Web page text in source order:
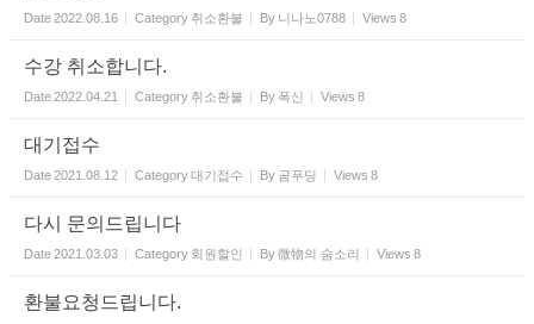
Date2022.08.16 Category 취소환불 By 니나노0788 Views 8
수강 취소합니다.
Date2022.04.21 Category 취소환불 By 폭신 Views 8
대기접수
Date2021.08.12 Category대기접수 By 곰푸딩 Views 8
다시 문의드립니다
Date2021.03.03 Category 회원할인 By微物의 숨소리 Views 8
환불요청드립니다.